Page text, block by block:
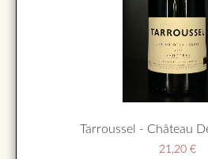
Tarroussel - Château
21,20 €